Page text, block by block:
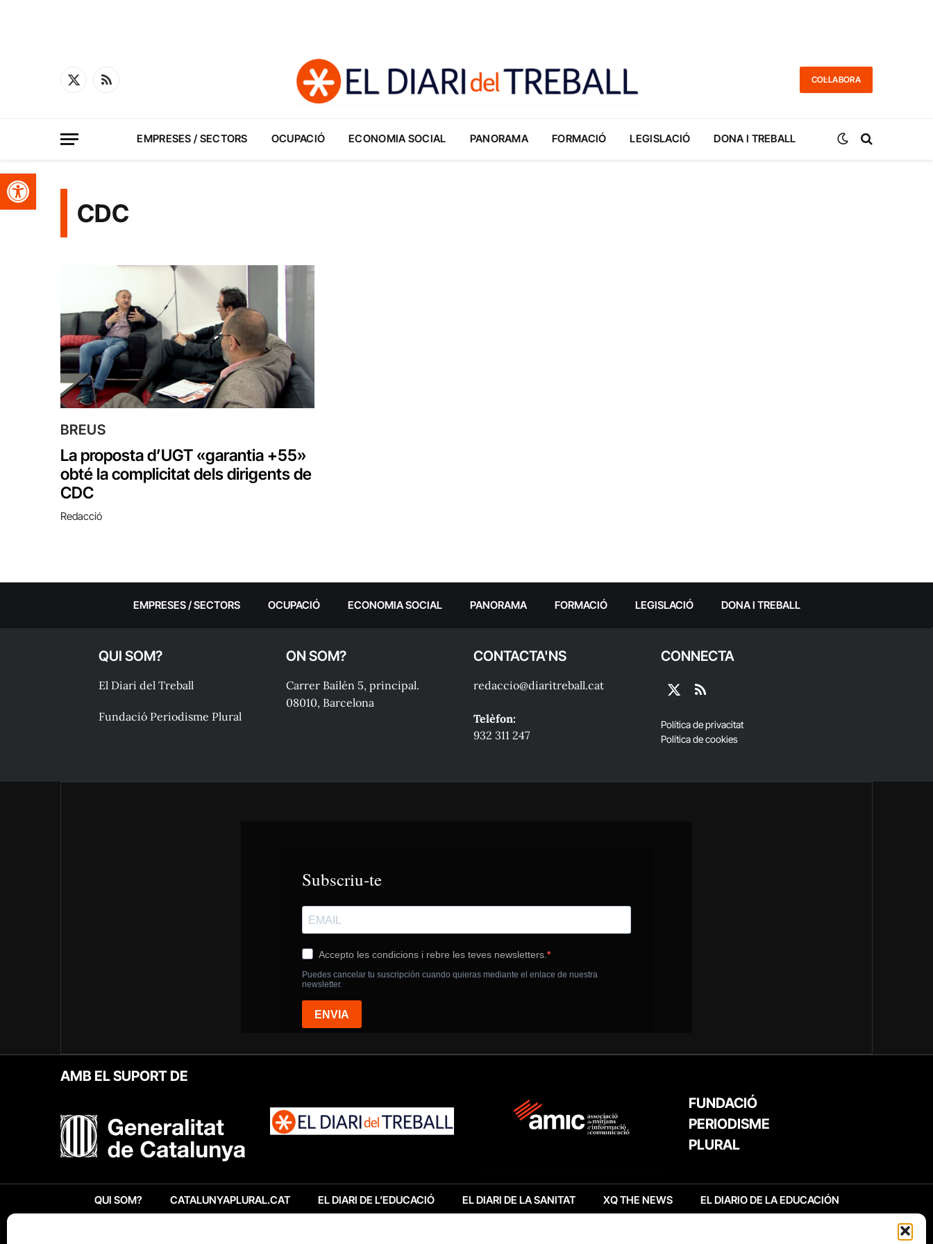
Obre la barra d'eines
X
RSS
COL·LABORA
EMPRESES / SECTORS OCUPACIÓ ECONOMIA SOCIAL PANORAMA FORMACIÓ LEGISLACIÓ DONA I TREBALL
CDC
BREUS
La proposta d’UGT «garantia +55»
obté la complicitat dels dirigents de
CDC
Redacció
EMPRESES / SECTORS OCUPACIÓ ECONOMIA SOCIAL PANORAMA FORMACIÓ LEGISLACIÓ DONA I TREBALL
QUI SOM?
El Diari del Treball
Fundació Periodisme Plural
ON SOM?
Carrer Bailén 5, principal.
08010, Barcelona
CONTACTA'NS
redaccio@diaritreball.cat
Telèfon:
932 311 247
CONNECTA
X
RSS
Política de privacitat
Política de cookies
AMB EL SUPORT DE
FUNDACIÓ
PERIODISME
PLURAL
QUI SOM? CATALUNYAPLURAL.CAT EL DIARI DE L’EDUCACIÓ EL DIARI DE LA SANITAT XQ THE NEWS EL DIARIO DE LA EDUCACIÓN